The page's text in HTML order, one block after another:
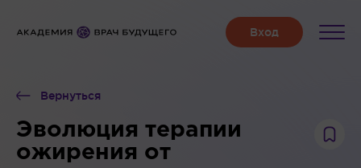
Вернуться
Эволюция терапии
ожирения от